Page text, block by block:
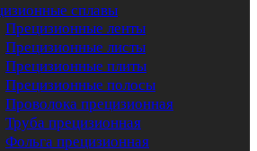
сплавы
Прецизионные ленты
Прецизионные листы
Прецизионные плиты
Прецизионные полосы
Проволока прецизионная
Труба прецизионная
Фольга прецизионная